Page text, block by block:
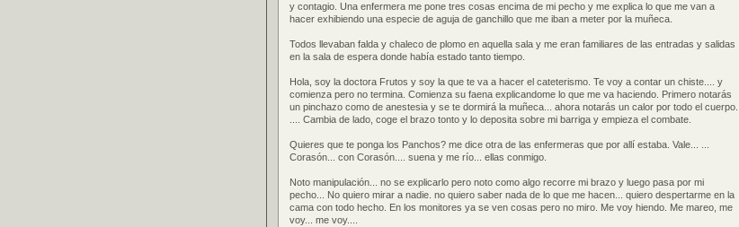
y contagio. Una enfermera me pone tres cosas encima de mi pecho y me explica lo que me van a
hacer exhibiendo una especie de aguja de ganchillo que me iban a meter por la muñeca.
Todos llevaban falda y chaleco de plomo en aquella sala y me eran familiares de las entradas y salidas
en la sala de espera donde había estado tanto tiempo.
Hola, soy la doctora Frutos y soy la que te va a hacer el cateterismo. Te voy a contar un chiste.... y
comienza pero no termina. Comienza su faena explicandome lo que me va haciendo. Primero notarás
un pinchazo como de anestesia y se te dormirá la muñeca... ahora notarás un calor por todo el cuerpo.
.... Cambia de lado, coge el brazo tonto y lo deposita sobre mi barriga y empieza el combate.
Quieres que te ponga los Panchos? me dice otra de las enfermeras que por allí estaba. Vale... ...
Corasón... con Corasón.... suena y me río... ellas conmigo.
Noto manipulación... no se explicarlo pero noto como algo recorre mi brazo y luego pasa por mi
pecho... No quiero mirar a nadie. no quiero saber nada de lo que me hacen... quiero despertarme en la
cama con todo hecho. En los monitores ya se ven cosas pero no miro. Me voy hiendo. Me mareo, me
voy... me voy....